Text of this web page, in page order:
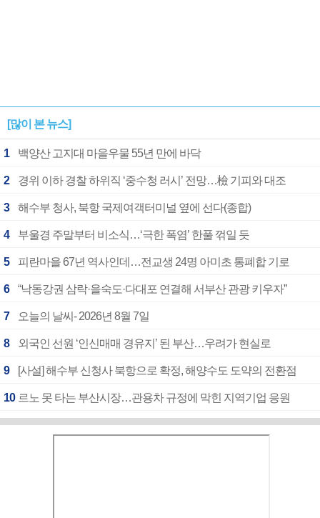
[많이 본 뉴스]
1 백양산 고지대 마을우물 55년 만에 바닥
2 경위 이하 경찰 하위직 ‘중수청 러시’ 전망…檢 기피와 대조
3 해수부 청사, 북항 국제여객터미널 옆에 선다(종합)
4 부울경 주말부터 비소식…‘극한 폭염’ 한풀 꺾일 듯
5 피란마을 67년 역사인데…전교생 24명 아미초 통폐합 기로
6 “낙동강권 삼락·을숙도·다대포 연결해 서부산 관광 키우자”
7 오늘의 날씨- 2026년 8월 7일
8 외국인 선원 ‘인신매매 경유지’ 된 부산…우려가 현실로
9 [사설] 해수부 신청사 북항으로 확정, 해양수도 도약의 전환점
10 르노 못 타는 부산시장…관용차 규정에 막힌 지역기업 응원